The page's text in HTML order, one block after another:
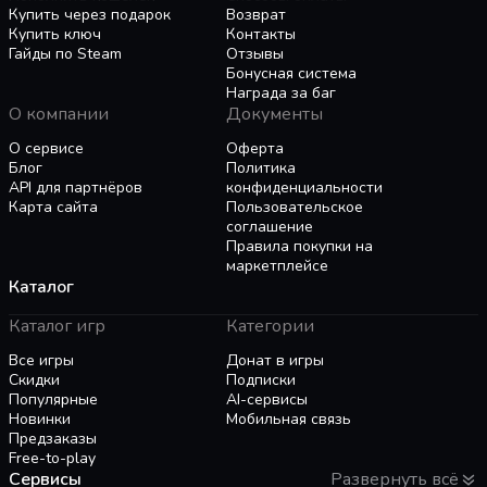
Dual button combat system and punchy gunplay
makes for satisfying combat encounters.
Купить через подарок
Купить ключ
Гайды по Steam
Возврат
Контакты
Отзывы
Бонусная система
Награда за баг
О компании
О сервисе
Блог
API для партнёров
Карта сайта
Документы
Оферта
Политика
конфиденциальности
Пользовательское
соглашение
Правила покупки на
маркетплейсе
Каталог
Каталог игр
Все игры
Скидки
Популярные
Новинки
Предзаказы
Free-to-play
Категории
Донат в игры
Подписки
AI-сервисы
Мобильная связь
Сервисы
Развернуть всё